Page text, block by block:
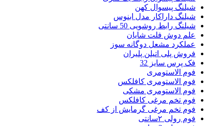
شیلنگ پیسوال کهن
شیلنگ داراکار مدل ابنوس
شیلنگ رابط روشویی 50 سانتی
علم دوش فلت شایان
عملکرد مشعل دوگانه سوز
فروش پلی اتیلن پلیران
فک پرس سایز 32
فوم الاستومری
فوم الاستومری کافلکس
فوم الاستومری مشکی
فوم تخم مرغی کافلکس
فوم تخم مرغی گرمایش از کف
فوم رولی ۲سانتی